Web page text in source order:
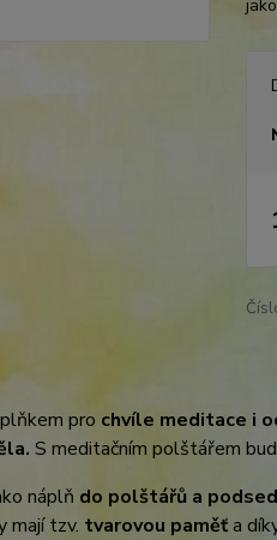
pro chvíle meditace i
S meditačním polštářem
náplň do polštářů a
mají tzv. tvarovou paměťa